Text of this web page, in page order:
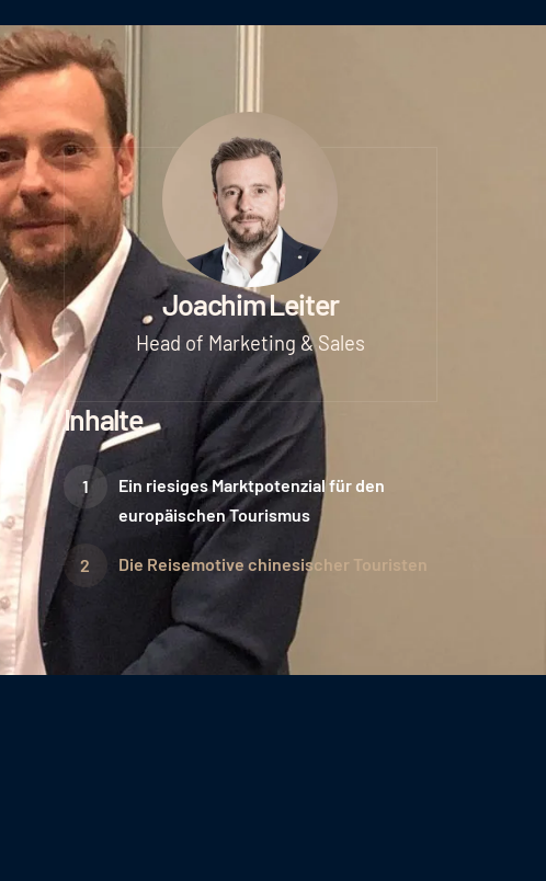
Joachim Leiter
Head of Marketing & Sales
Inhalte
Ein riesiges Marktpotenzial für den
europäischen Tourismus
Die Reisemotive chinesischer Touristen